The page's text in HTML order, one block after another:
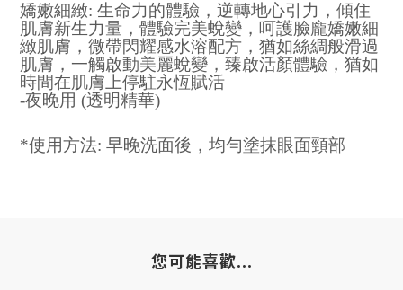
嬌嫩細緻: 生命力的體驗，逆轉地心引力，傾住
肌膚新生力量，體驗完美蛻變，呵護臉龐嬌嫩細
緻肌膚，微帶閃耀感水溶配方，猶如絲綢般滑過
肌膚，一觸啟動美麗蛻變，臻啟活顏體驗，猶如
時間在肌膚上停駐永恆賦活
-夜晚用 (透明精華)
*使用方法: 早晚洗面後，均勻塗抹眼面頸部
您可能喜歡...